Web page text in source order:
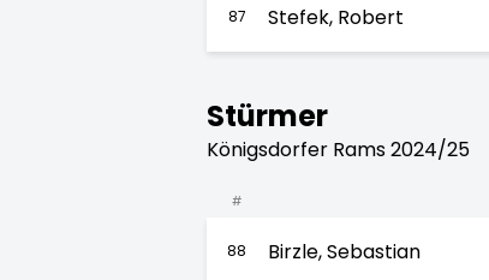
87 Stefek, Robert
Stürmer
Königsdorfer Rams 2024/25
#
88 Birzle, Sebastian